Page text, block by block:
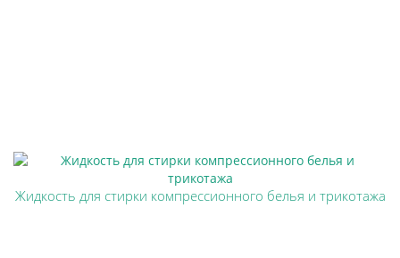
Жидкость для стирки компрессионного белья и трикотажа